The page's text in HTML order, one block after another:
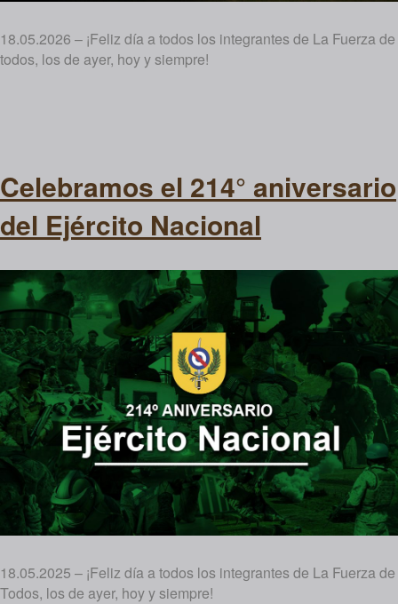
18.05.2026 – ¡Feliz día a todos los integrantes de La Fuerza de
todos, los de ayer, hoy y siempre!
Celebramos el 214° aniversario
del Ejército Nacional
18.05.2025 – ¡Feliz día a todos los integrantes de La Fuerza de
Todos, los de ayer, hoy y siempre!